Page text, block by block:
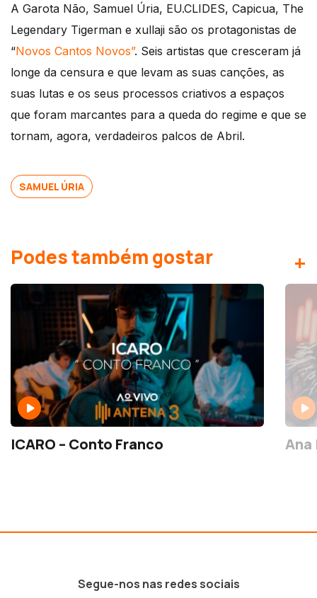
A Garota Não, Samuel Úria, EU.CLIDES, Capicua, The
Legendary Tigerman e xullaji são os protagonistas de
“Novos Cantos Novos”. Seis artistas que cresceram já
longe da censura e que levam as suas canções, as
suas lutas e os seus processos criativos a espaços
que foram marcantes para a queda do regime e que se
tornam, agora, verdadeiros palcos de Abril.
SAMUEL ÚRIA
Podes também gostar +
ICARO – Conto Franco Ana
Segue-nos nas redes sociais